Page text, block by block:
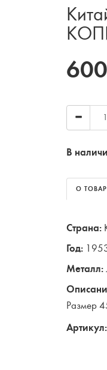
В
О
Страна:
Год:
Металл:
Размер
Артикул: